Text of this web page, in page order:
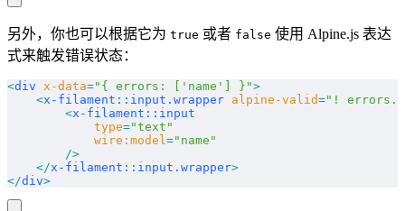
另外，你也可以根据它为 true 或者 false 使用 Alpine.js 表达
式来触发错误状态：
<div x-data="{ errors: ['name'] }">
    <
x-filament::input.wrapper alpine-valid="!
        <
x-filament::input
            type
="text"
            wire:model
="name"
        />
    </
x-filament::input.wrapper>
</div>